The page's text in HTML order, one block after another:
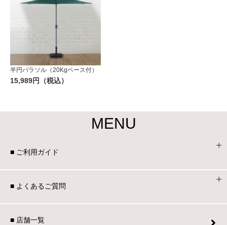
半円パラソル（20Kgベース付）
15,989円（税込）
MENU
■ ご利用ガイド
■ よくあるご質問
■ 店舗一覧